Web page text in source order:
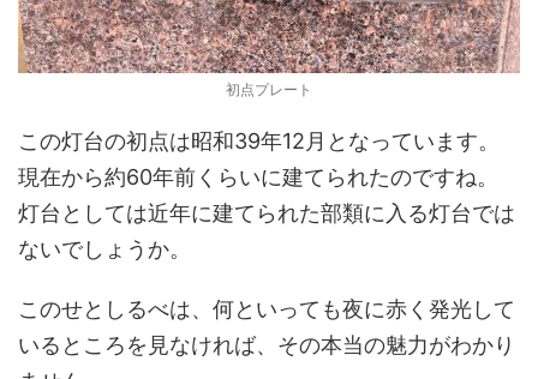
初点プレート
この灯台の初点は昭和39年12月となっています。
現在から約60年前くらいに建てられたのですね。
灯台としては近年に建てられた部類に入る灯台では
ないでしょうか。
このせとしるべは、何といっても夜に赤く発光して
いるところを見なければ、その本当の魅力がわかり